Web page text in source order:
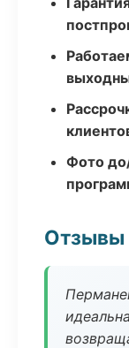
Фото
Отзывы